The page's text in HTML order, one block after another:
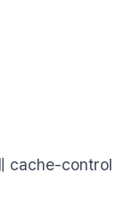
cache-control